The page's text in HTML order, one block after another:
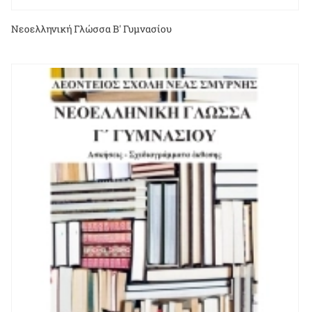
Νεοελληνική Γλώσσα Β' Γυμνασίου